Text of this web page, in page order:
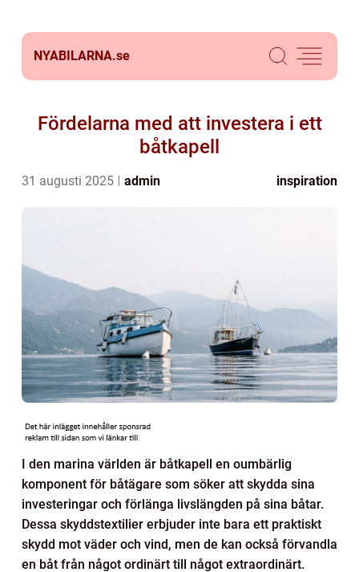
NYABILARNA.se
Fördelarna med att investera i ett
båtkapell
31 augusti 2025 admin inspiration
I den marina världen är båtkapell en oumbärlig
komponent för båtägare som söker att skydda sina
investeringar och förlänga livslängden på sina båtar.
Dessa skyddstextilier erbjuder inte bara ett praktiskt
skydd mot väder och vind, men de kan också förvandla
en båt från något ordinärt till något extraordinärt.